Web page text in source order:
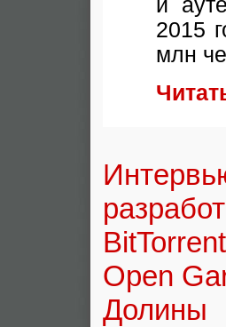
2015
млн
Open
Долины